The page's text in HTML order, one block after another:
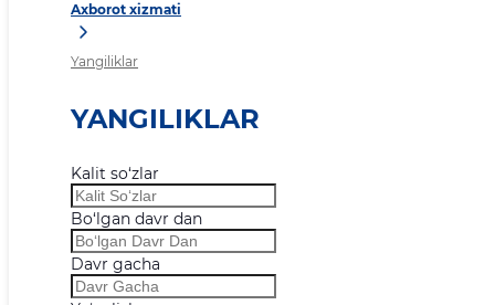
Axborot xizmati
Yangiliklar
YANGILIKLAR
Kalit so‘zlar
Bo‘lgan davr dan
Davr gacha